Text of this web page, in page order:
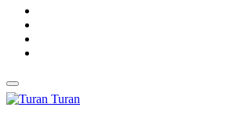
Turan